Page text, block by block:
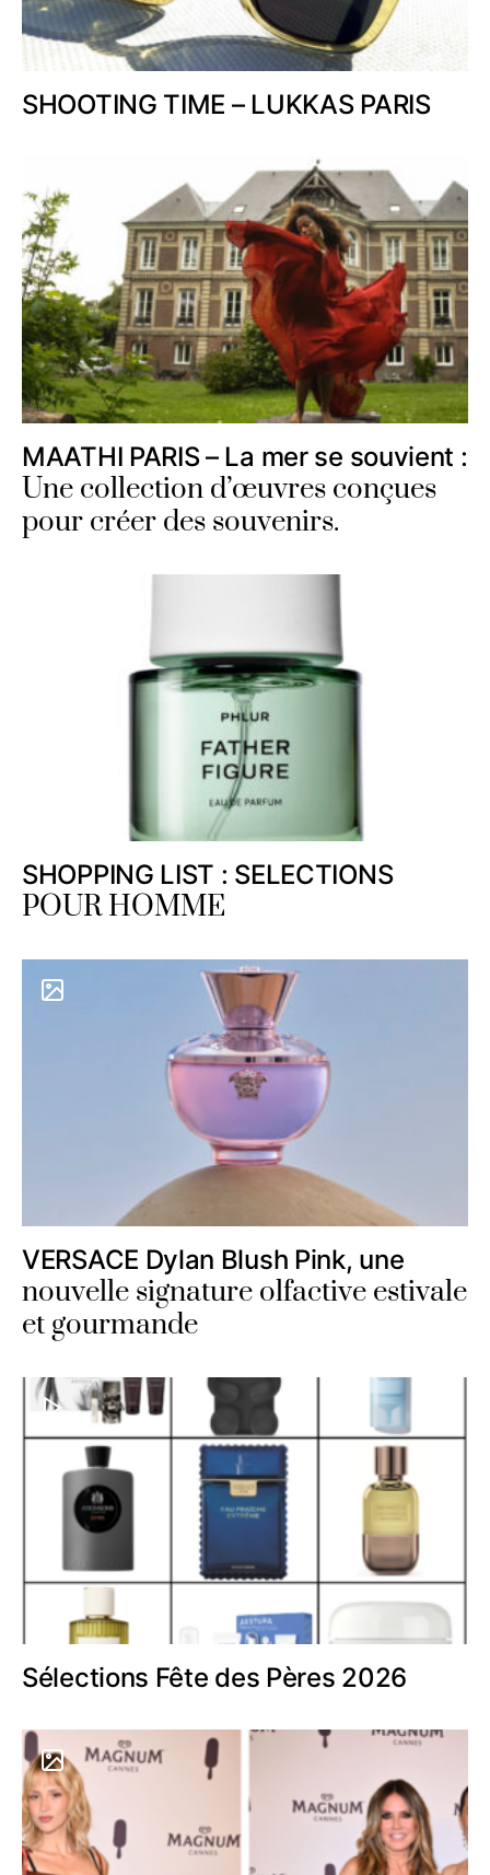
SHOOTING TIME – LUKKAS PARIS
MAATHI PARIS – La mer se souvient :
Une collection d’œuvres conçues
pour créer des souvenirs.
SHOPPING LIST : SELECTIONS
POUR HOMME
VERSACE Dylan Blush Pink, une
nouvelle signature olfactive estivale
et gourmande
Sélections Fête des Pères 2026